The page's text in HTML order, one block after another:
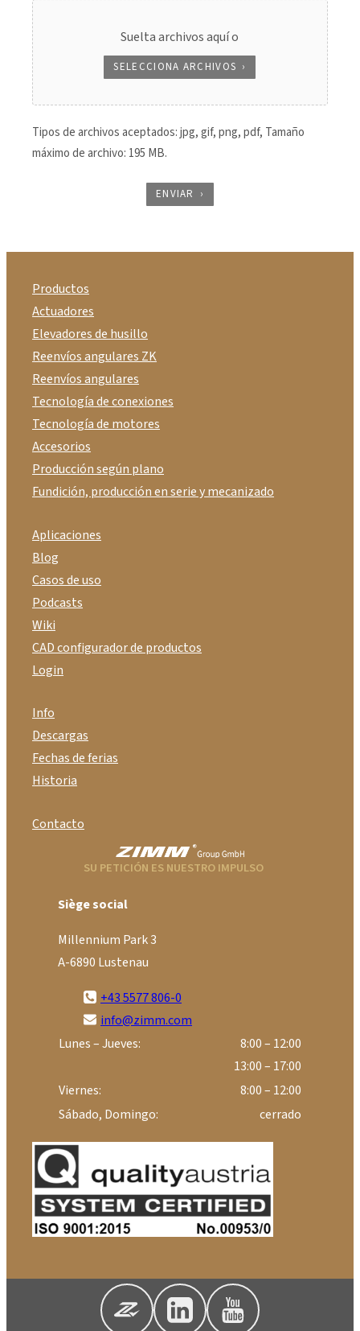
Suelta archivos aquí o
SELECCIONA ARCHIVOS
Tipos de archivos aceptados: jpg, gif, png, pdf, Tamaño
máximo de archivo: 195 MB.
ENVIAR
Productos
Actuadores
Elevadores de husillo
Reenvíos angulares ZK
Reenvíos angulares
Tecnología de conexiones
Tecnología de motores
Accesorios
Producción según plano
Fundición, producción en serie y mecanizado
Aplicaciones
Blog
Casos de uso
Podcasts
Wiki
CAD configurador de productos
Login
Info
Descargas
Fechas de ferias
Historia
Contacto
SU PETICIÓN ES NUESTRO IMPULSO
Siège social
Millennium Park 3
A-6890 Lustenau
+43 5577 806-0
info@zimm.com
Lunes – Jueves:
8:00 – 12:00
13:00 – 17:00
Viernes:
8:00 – 12:00
Sábado, Domingo:
cerrado